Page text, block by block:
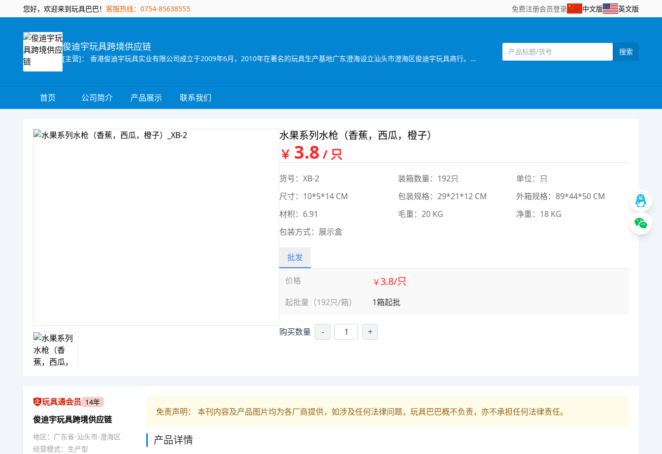
您好，欢迎来到玩具巴巴！ 客服热线：0754-85638555 免费注册会员登录 中文版 英文版
俊迪宇玩具跨境供应链
[主营]： 香港俊迪宇玩具实业有限公司成立于2009年6月，2010年在著名的玩具生产基地广东澄海设立汕头市澄海区俊迪宇玩具商行。公司集设计、生产、销售为一体,向客户供应各种高品质、优价格的儿童玩具。 ??????? 公司拥有一批精通外贸业务、熟悉国内市场的专业人员，以高度职业精神从事国际和国内玩具贸易。公司已成功的与南美洲、阿拉伯地区、欧洲等客人建立了长期的战略合作关系，为客户OEM经营的品牌包括“SWEETBABY”，“HAPPYTOYS”,“SANTITOYS”等，在南美洲市场占有很大的份额。同时本公司还代理了“金象玩具”“群兴玩具”“达斯尼玩具”“金妮玩具”“奥迪玩具”“新明悦玩具”“优捷玩具““柏峰玩具”“万顺玩具”“索尼亚玩具”“龙赢玩具”“森发玩具”“南泓玩具”“煌博玩具““振成玩具”“华裕隆玩具”“五星玩具”“骏达隆玩具”“飞轮玩具”“嘉达玩具”等品牌的销售。拥有海量的产品数据库以及几千平方米的样品展示平台，网站 WWW.JDYTOYS.COM空间展示数万种玩具产品，方便海内外客户及时了解访问。 ??? 我们热忱欢迎海内外玩具设计、生产、贸易客商前来垂询、考察并开展合作。我们将以一贯以来的专业精神，与广大客商携手开拓全球玩具市场。
搜索
首页 公司简介 产品展示 联系我们
水果系列水枪（香蕉，西瓜，橙子）
￥ 3.8 / 只
货号：XB-2 装箱数量：192只
单位：只
尺寸：10*5*14 CM
包装规格：29*21*12 CM
外箱规格：89*44*50 CM
材积：6.91
毛重：20 KG
净重：18 KG
包装方式：展示盒
批发
价格
起批量（192只/箱）
￥3.8/只
1箱起批
购买数量 - +
玩具通会员 14年
俊迪宇玩具跨境供应链
地区：广东省-汕头市-澄海区
经营模式：生产型
免责声明： 本刊内容及产品图片均为各厂商提供，如涉及任何法律问题，玩具巴巴概不负责，亦不承担任何法律责任。
产品详情